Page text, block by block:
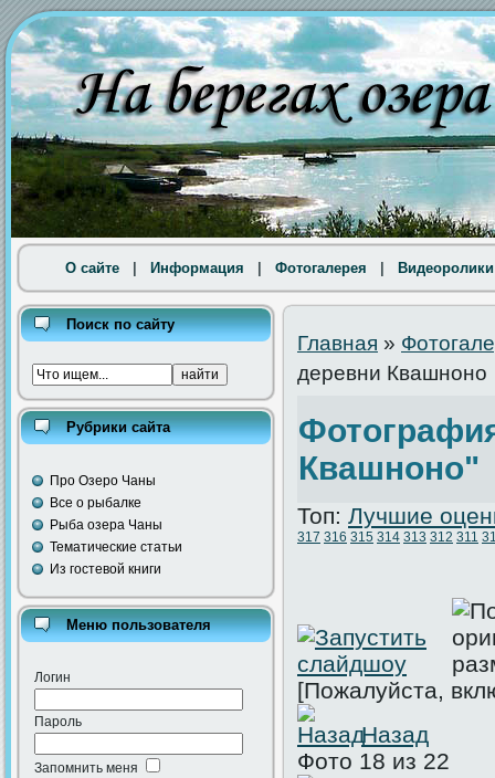
О сайте Информация Фотогалерея Видеоролики
Поиск по сайту
Рубрики сайта
Про Озеро Чаны
Все о рыбалке
Рыба озера Чаны
Тематические статьи
Из гостевой книги
Меню пользователя
Логин
Пароль
Запомнить меня
Главная »
деревни Квашноно
Квашноно"
Топ: Лучшие
317 316 315 314 313 312 311
[Пожалуйста,
Назад
Фото 18 из 22